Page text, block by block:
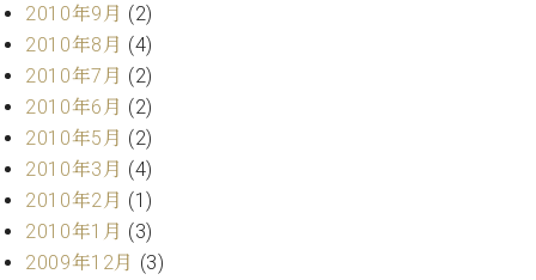
2010年9月 (2)
2010年8月 (4)
2010年7月 (2)
2010年6月 (2)
2010年5月 (2)
2010年3月 (4)
2010年2月 (1)
2010年1月 (3)
2009年12月 (3)